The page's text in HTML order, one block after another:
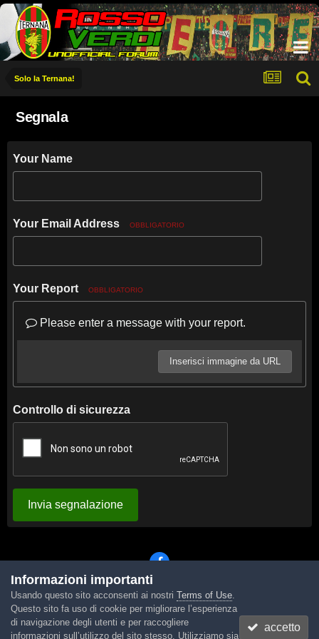
Solo la Ternana!
Segnala
Your Name
Your Email Address OBBLIGATORIO
Your Report OBBLIGATORIO
Please enter a message with your report.
Inserisci immagine da URL
Controllo di sicurezza
Invia segnalazione
Lingua Tema Contattaci Cookies
Powered by Invision Community
Informazioni importanti
Usando questo sito acconsenti ai nostri Terms of Use.
Questo sito fa uso di cookie per migliorare l’esperienza
di navigazione degli utenti e per raccogliere
informazioni sull’utilizzo del sito stesso. Utilizziamo sia
accetto